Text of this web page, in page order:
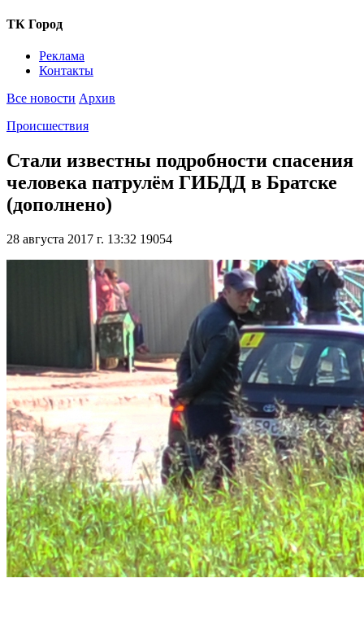
ТК Город
Реклама
Контакты
Все новости Архив
Происшествия
Стали известны подробности спасения
человека патрулём ГИБДД в Братске
(дополнено)
28 августа 2017 г. 13:32 19054